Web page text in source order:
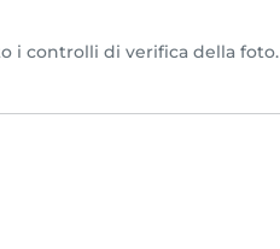
i controlli di verifica della foto.